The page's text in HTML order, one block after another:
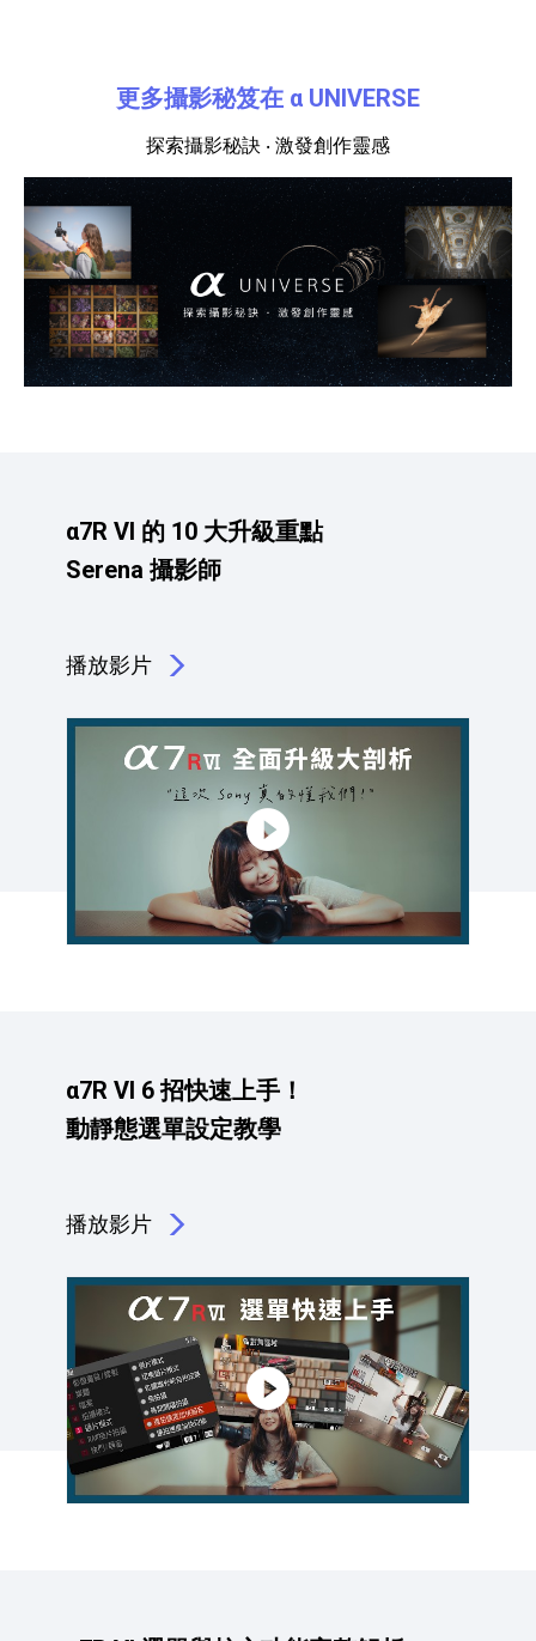
更多攝影秘笈在 α UNIVERSE
探索攝影秘訣 ‧ 激發創作靈感
α7R VI 的 10 大升級重點
Serena 攝影師
播放影片
點擊播放：α7R VI 的 10 大升級重點<br> Serena 攝影師
α7R VI 6 招快速上手！
動靜態選單設定教學
播放影片
點擊播放：α7R VI 6 招快速上手！<br> 動靜態選單設定